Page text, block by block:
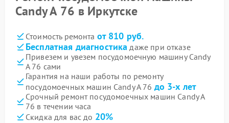
Candy A 76 в Иркутске
Стоимость ремонта от 810 руб.
Бесплатная диагностика даже при отказе
Привезем и увезем посудомоечную машину Candy
A 76 сами
Гарантия на наши работы по ремонту
посудомоечных машин Candy A 76 до 3-х лет
Срочный ремонт посудомоечных машин Candy A
76 в течении часа
Скидка для вас до 20%